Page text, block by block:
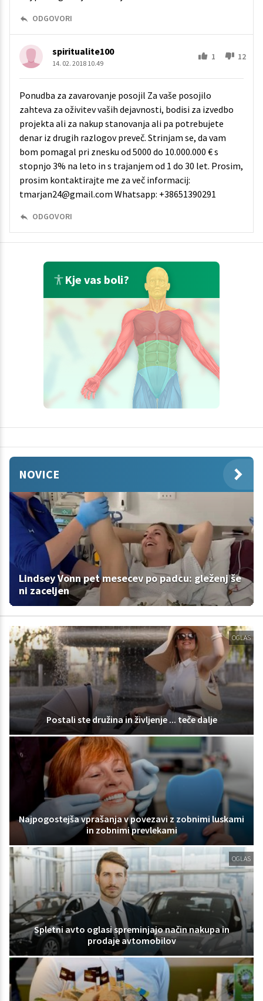
ODGOVORI
spiritualite100
14. 02. 2018 10.49
1 12
Ponudba za zavarovanje posojil Za vaše posojilo
zahteva za oživitev vaših dejavnosti, bodisi za izvedbo
projekta ali za nakup stanovanja ali pa potrebujete
denar iz drugih razlogov preveč. Strinjam se, da vam
bom pomagal pri znesku od 5000 do 10.000.000 € s
stopnjo 3% na leto in s trajanjem od 1 do 30 let. Prosim,
prosim kontaktirajte me za več informacij:
tmarjan24@gmail.com Whatsapp: +38651390291
ODGOVORI
Kje vas boli?
NOVICE
Lindsey Vonn pet mesecev po padcu: gleženj še
ni zaceljen
OGLAS
Postali ste družina in življenje ... teče dalje
Najpogostejša vprašanja v povezavi z zobnimi luskami
in zobnimi prevlekami
OGLAS
Spletni avto oglasi spreminjajo način nakupa in
prodaje avtomobilov